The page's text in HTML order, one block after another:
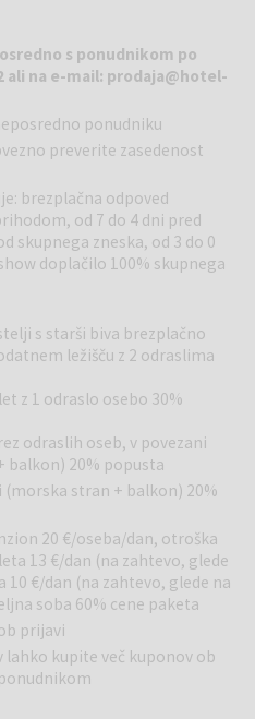
in prostornih eno-, dvo- in
internetom in sefom.
do plaže.
restavracij je pestra in raznolika
sestavinah, prilagojenih gostom
zaokrožuje širok izbor vin iz
vinogradov.
je popolna oaza čistega
in sprostitev. Sprostite se ob
tretmajih kozmetičnega
sklopu centra lahko uporabljate
kopel, solno sobo, sobo za
in savno ter fitnes center,
standardih.
zunanjega bazena velikosti
panoramski pogled na Neumski
v otroškem bazenu z morsko
velikim sončiščem, kjer so gostom
senčniki.
Infinity bazen (v času sezone
lahko uživate na
gejzirju in otroškem bazenu s
panoramski pogled na
prodnata iz naravnega
za otroke in neplavalce. Na
animacija za otroke in odrasle,
v živo.
s ponudnikom po
ali na e-mail: prodaja@hotel-
ponudniku
preverite zasedenost
brezplačna odpoved
od 7 do 4 dni pred
skupnega zneska, od 3 do 0
doplačilo 100% skupnega
s starši biva brezplačno
ležišču z 2 odraslima
z 1 odraslo osebo 30%
odraslih oseb, v povezani
balkon) 20% popusta
(morska stran + balkon) 20%
20 €/oseba/dan, otroška
13 €/dan (na zahtevo, glede
€/dan (na zahtevo, glede na
soba 60% cene paketa
prijavi
lahko kupite več kuponov ob